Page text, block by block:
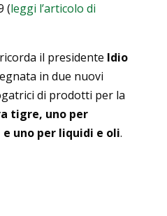
(leggi l’articolo di
il presidente Idio
in due nuovi
di prodotti per la
tigre, uno per
uno per liquidi e oli.